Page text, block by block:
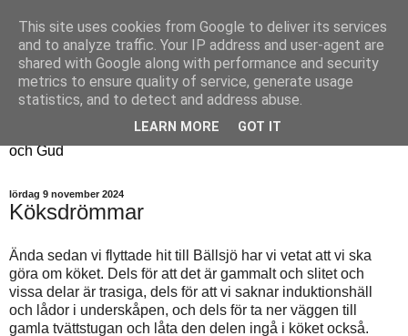
Fyren
Fyren finns för att sprida ljus i mörkret
För att påminna om guldkanterna i tillvaron
Här samsas jakt, hantverk, odling, och andra tankar om livet
och Gud
lördag 9 november 2024
Köksdrömmar
Ända sedan vi flyttade hit till Bällsjö har vi vetat att vi ska
göra om köket. Dels för att det är gammalt och slitet och
vissa delar är trasiga, dels för att vi saknar induktionshäll
och lådor i underskåpen, och dels för ta ner väggen till
gamla tvättstugan och låta den delen ingå i köket också.
This site uses cookies from Google to deliver its services
and to analyze traffic. Your IP address and user-agent are
shared with Google along with performance and security
metrics to ensure quality of service, generate usage
statistics, and to detect and address abuse.
LEARN MORE GOT IT